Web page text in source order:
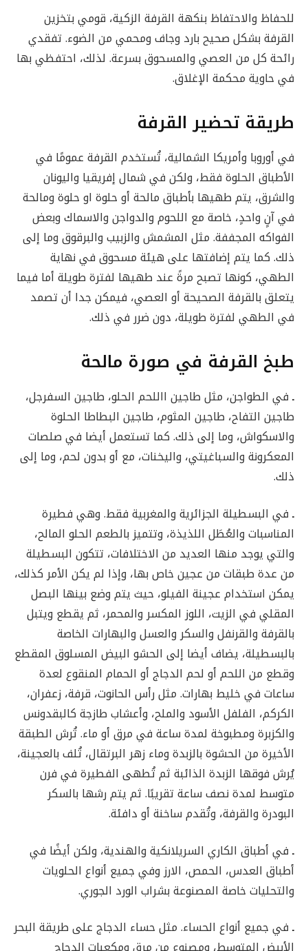
للحفاظ والاحتفاظ بنكهة القرفة الزكية، قومي بتخزين
القرفة بشكل صحيح بارد وجاف ومحمي من الضوء. تفقدي
رائحة كل من العصي والمسحوق بسرعة. لذلك، احتفظي بها
في حاوية محكمة الإغلاق.
طريقة تحضير القرفة
في أوروبا وأمريكا الشمالية، تُستخدم القرفة عمومًا في
الأطباق الحلوة فقط، ولكن في شمال إفريقيا واليونان
والشرق، يتم طهيها بأطباق مالحة أو حلوة او حلوة ومالحة
في آنٍ واحدٍ، خاصة مع اللحوم والدواجن والاسماك وبعض
الفواكه المجففة. مثل المشمش والزبيب والبرقوق وما إلى
ذلك. كما يتم إضافتها على هيئة مسحوق في نهاية
الطهي، كونها تصبح مرةً عند طهيها لفترة طويلة أما فيما
يتعلق بالقرفة الصحيحة أو العصي، فيمكن جدا أن تصمد
في الطهي لفترة طويلة، دون ضرر في ذلك.
طبخ القرفة في صورة مالحة
ـفي الطواجن، مثل طاجين االلحم الحلو، طاجين السفرجل،
طاجين التفاح، طاجين المثوم، طاجين البطاطا الحلوة
والاسكواش، وما إلى ذلك. كما تستعمل أيضا في صلصات
المعكرونة والسباغيتي، واليخنات، مع أو بدون لحم، وما إلى
ذلك.
ـفي البسطيلة الجزائرية والمغربية فقط. وهي فطيرة
المناسبات والعُطَل اللذيذة، وتتميز بالطعم الحلو المالح،
والتي يوجد منها العديد من الاختلافات، تتكون البسطيلة
من عدة طبقات من عجين خاص بها، وإذا لم يكن الأمر كذلك،
يمكن استخدام عجينة الفيلو، حيث يتم وضع بينها البصل
المقلي في الزيت، اللوز المكسر والمحمر، ثم يقطع ويتبل
بالقرفة والقرنفل والسكر والعسل والبهارات الخاصة
بالبسطيلة، يضاف أيضا إلى الحشو البيض المسلوق المقطع
وقطع من اللحم أو لحم الدجاج أو الحمام المنقوع لعدة
ساعات في خليط بهارات. مثل رأس الحانوت، قرفة، زعفران،
الكركم، الفلفل الأسود والملح، وأعشاب طازجة كالبقدونس
والكزبرة ومطبوخة لمدة ساعة في مرق أو ماء. تُرش الطبقة
الأخيرة من الحشوة بالزبدة وماء زهر البرتقال، تُلف بالعجينة،
يُرش فوقها الزبدة الذائبة ثم تُطهى الفطيرة في فرن
متوسط ​​لمدة نصف ساعة تقريبًا. ثم يتم رشها بالسكر
البودرة والقرفة، وتُقدم ساخنة أو دافئة.
ـفي أطباق الكاري السريلانكية والهندية، ولكن أيضًا في
أطباق العدس، الحمص، الارز وفي جميع أنواع الحلويات
والتحليات خاصة المصنوعة بشراب الورد الجوري.
ـفي جميع أنواع الحساء. مثل حساء الدجاج على طريقة البحر